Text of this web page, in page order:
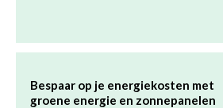
Bespaar op je energiekosten met
groene energie en zonnepanelen